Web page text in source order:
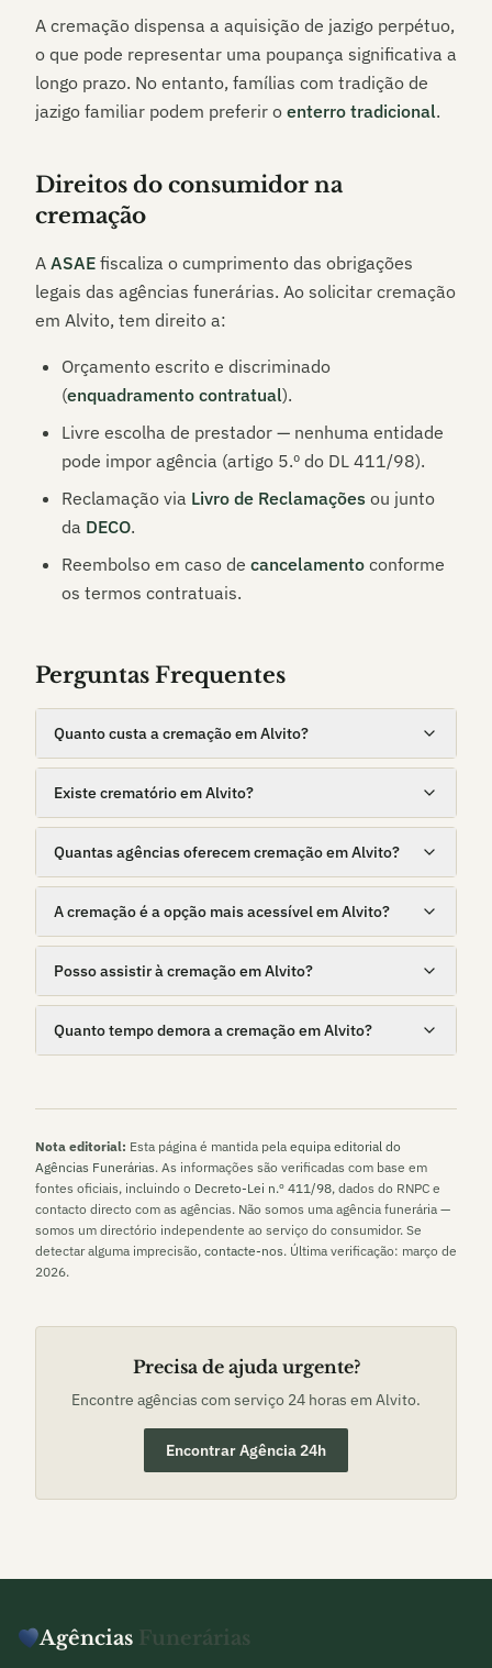
A cremação dispensa a aquisição de jazigo perpétuo,
o que pode representar uma poupança significativa a
longo prazo. No entanto, famílias com tradição de
jazigo familiar podem preferir o enterro tradicional.
Direitos do consumidor na
cremação
A ASAE fiscaliza o cumprimento das obrigações
legais das agências funerárias. Ao solicitar cremação
em Alvito, tem direito a:
Orçamento escrito e discriminado
(enquadramento contratual).
Livre escolha de prestador — nenhuma entidade
pode impor agência (artigo 5.º do DL 411/98).
Reclamação via Livro de Reclamações ou junto
da DECO.
Reembolso em caso de cancelamento conforme
os termos contratuais.
Perguntas Frequentes
Quanto custa a cremação em Alvito?
Existe crematório em Alvito?
Quantas agências oferecem cremação em Alvito?
A cremação é a opção mais acessível em Alvito?
Posso assistir à cremação em Alvito?
Quanto tempo demora a cremação em Alvito?
Nota editorial: Esta página é mantida pela equipa editorial do
Agências Funerárias. As informações são verificadas com base em
fontes oficiais, incluindo o Decreto-Lei n.º 411/98, dados do RNPC e
contacto directo com as agências. Não somos uma agência funerária —
somos um directório independente ao serviço do consumidor. Se
detectar alguma imprecisão, contacte-nos. Última verificação: março de
2026.
Precisa de ajuda urgente?
Encontre agências com serviço 24 horas em Alvito.
Encontrar Agência 24h
Agências Funerárias